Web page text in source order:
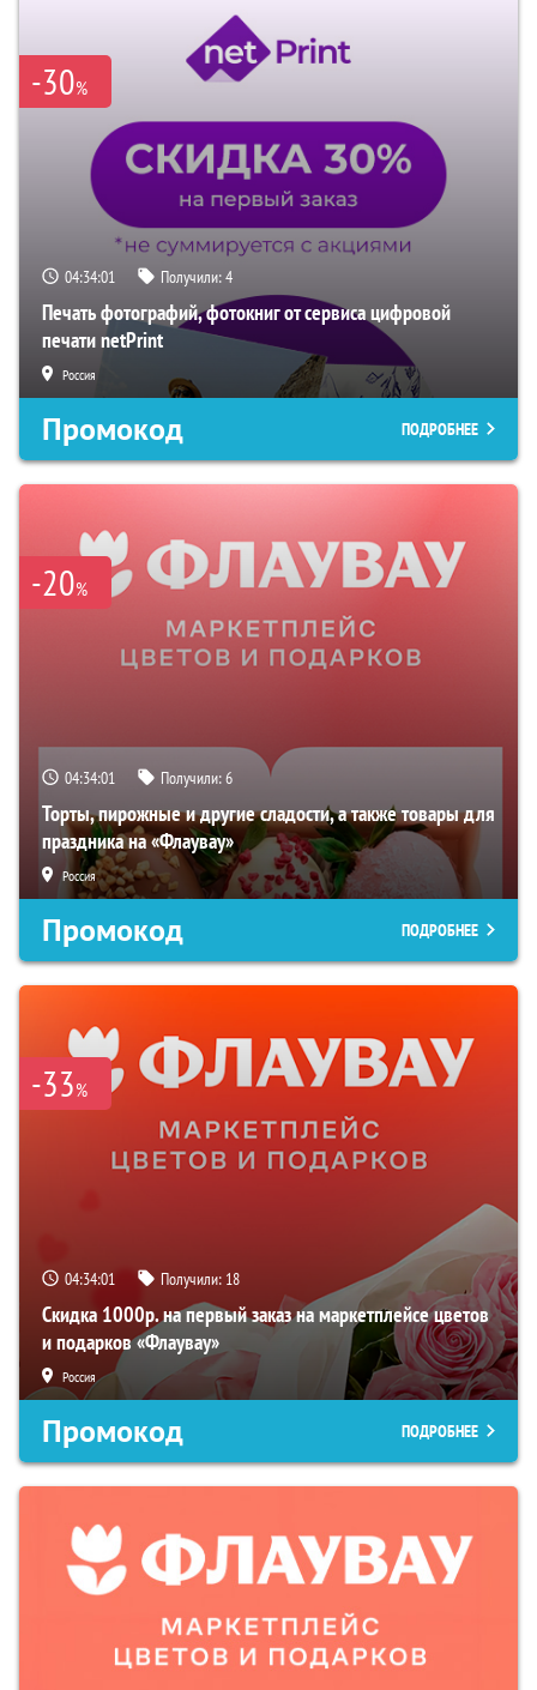
-30%
04:34:00 Получили:4
Печать фотографий, фотокниг от сервиса цифровой
печати netPrint
Россия
Промокод ПОДРОБНЕЕ
-20%
04:34:00 Получили:6
Торты, пирожные и другие сладости, а также товары для
праздника на «Флаувау»
Россия
Промокод ПОДРОБНЕЕ
-33%
04:34:00 Получили: 18
Скидка 1000р. на первый заказ на маркетплейсе цветов
и подарков «Флаувау»
Россия
Промокод ПОДРОБНЕЕ